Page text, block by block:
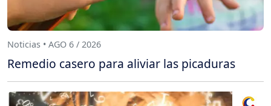
Noticias • AGO 6 / 2026
Remedio casero para aliviar las picaduras